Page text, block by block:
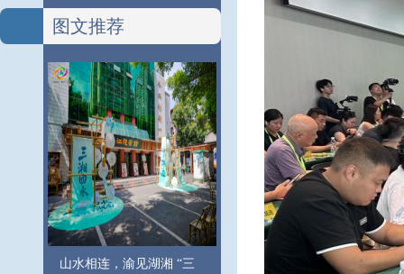
图文推荐
山水相连，渝见湖湘 “三